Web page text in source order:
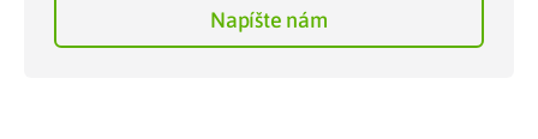
Napíšte nám